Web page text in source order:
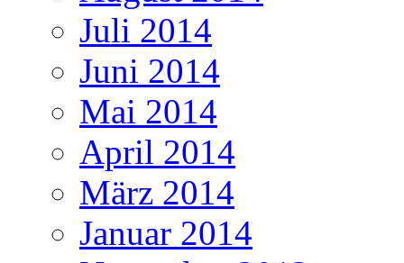
Juli 2014
Juni 2014
Mai 2014
April 2014
März 2014
Januar 2014